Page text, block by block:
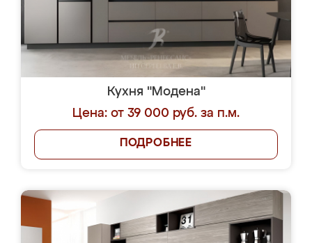
Кухня "Модена"
Цена: от 39 000 руб. за п.м.
ПОДРОБНЕЕ